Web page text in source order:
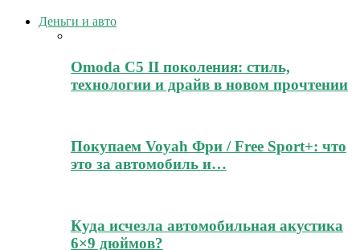
Деньги и авто
Omoda C5 II поколения: стиль,
технологии и драйв в новом прочтении
Покупаем Voyah Фри / Free Sport+: что
это за автомобиль и…
Куда исчезла автомобильная акустика
6×9 дюймов?